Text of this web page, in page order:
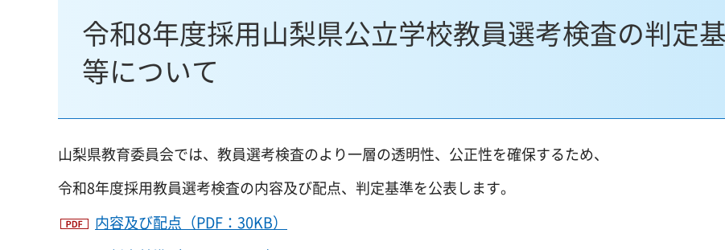
令和8年度採用山梨県公立学校教員選考検査の判定
等について
山梨県教育委員会では、教員選考検査のより一層の透明性、公正性を確保するため、
令和8年度採用教員選考検査の内容及び配点、判定基準を公表します。
内容及び配点（PDF：30KB）